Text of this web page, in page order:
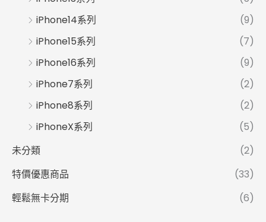
iPhone14系列
(9)
iPhone15系列
(7)
iPhone16系列
(9)
iPhone7系列
(2)
iPhone8系列
(2)
iPhoneX系列
(5)
未分類
(2)
特價優惠商品
(33)
輕鬆無卡分期
(6)